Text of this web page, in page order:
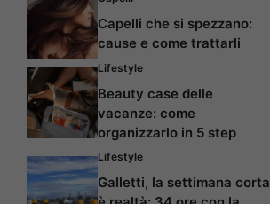
Capelli che si spezzano:
cause e come trattarli
Lifestyle
Beauty case delle
vacanze: come
organizzarlo in 5 step
Lifestyle
Galletti, la settimana corta